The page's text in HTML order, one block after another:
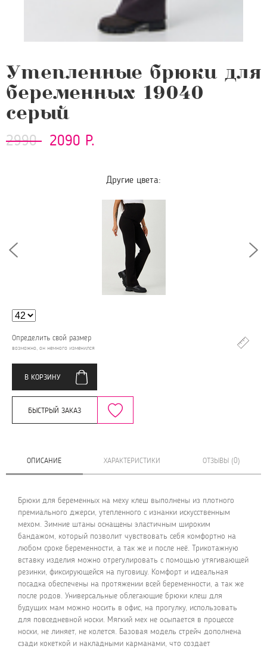
Утепленные брюки для
беременных 19040
серый
2990 2090 Р.
Другие цвета:
Определить свой размер
возможно, он немного изменился
В КОРЗИНУ
БЫСТРЫЙ ЗАКАЗ
ОПИСАНИЕ ХАРАКТЕРИСТИКИ ОТЗЫВЫ (0)
Брюки для беременных на меху клеш выполнены из плотного
премиального джерси, утепленного с изнанки искусственным
мехом. Зимние штаны оснащены эластичным широким
бандажом, который позволит чувствовать себя комфортно на
любом сроке беременности, а так же и после неё. Трикотажную
вставку изделия можно отрегулировать с помощью утягивающей
резинки, фиксирующейся на пуговицу. Комфорт и идеальная
посадка обеспечены на протяжении всей беременности, а так же
после родов. Универсальные облегающие брюки клеш для
будущих мам можно носить в офис, на прогулку, использовать
для повседневной носки. Мягкий мех не осыпается в процессе
носки, не линяет, не колется. Базовая модель стрейч дополнена
сзади кокеткой и накладными карманами, что создает